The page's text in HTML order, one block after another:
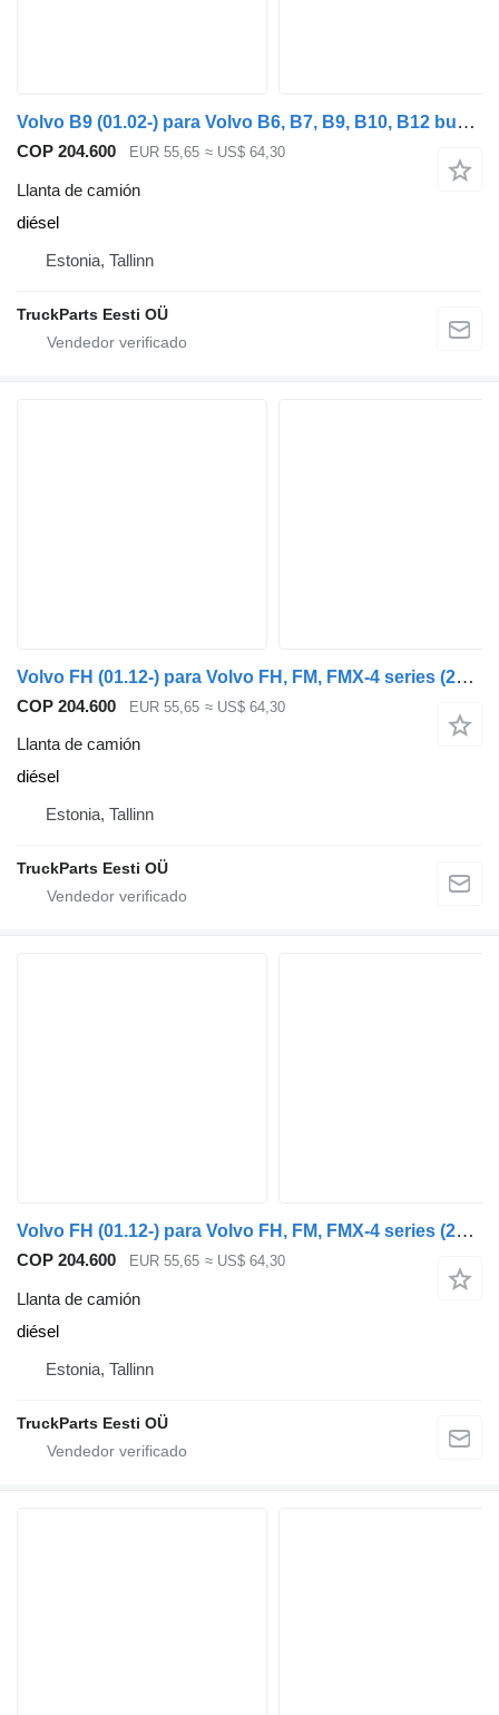
Volvo B9 (01.02-) para Volvo B6, B7, B9, B10, B12 bus (1978-2011)
COP 204.600 EUR 55,65 ≈ US$ 64,30
Llanta de camión
diésel
Estonia, Tallinn
TruckParts Eesti OÜ
Volvo FH (01.12-) para Volvo FH, FM, FMX-4 series (2013-)
COP 204.600 EUR 55,65 ≈ US$ 64,30
Llanta de camión
diésel
Estonia, Tallinn
TruckParts Eesti OÜ
Volvo FH (01.12-) para Volvo FH, FM, FMX-4 series (2013-)
COP 204.600 EUR 55,65 ≈ US$ 64,30
Llanta de camión
diésel
Estonia, Tallinn
TruckParts Eesti OÜ